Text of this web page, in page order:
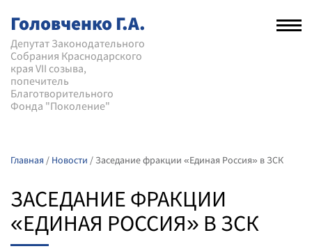
Головченко Г.А.
Депутат Законодательного
Собрания Краснодарского
края VII созыва,
попечитель
Благотворительного
Фонда "Поколение"
Главная / Новости /Заседание фракции «Единая Россия» в ЗСК
ЗАСЕДАНИЕ ФРАКЦИИ
«ЕДИНАЯ РОССИЯ» В ЗСК